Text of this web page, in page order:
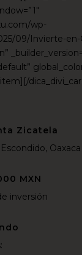
wp-
09/Invierte-en-
Zicatela
Oaxaca
MXN
inversión